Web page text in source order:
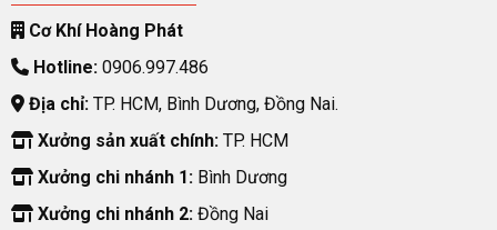
Cơ Khí Hoàng Phát
Hotline:0906.997.486
Địa chỉ:TP. HCM, Bình Dương, Đồng Nai.
Xưởng sản xuất chính:TP. HCM
Xưởng chi nhánh 1:Bình Dương
Xưởng chi nhánh 2:Đồng Nai